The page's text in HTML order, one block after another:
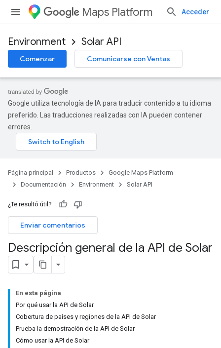
Maps Platform Acceder
Environment Solar API
Comenzar Comunicarse con Ventas
Google utiliza tecnología de IA para traducir contenido a tu idioma
preferido. Las traducciones realizadas con IA pueden contener
errores.
Página principal Productos
Google Maps Platform
Documentación
Environment Solar API
¿Te resultó útil?
Enviar comentarios
Descripción general de la API de Solar
En esta página
Por qué usar la API de Solar
Cobertura de países y regiones de la API de Solar
Prueba la demostración de la API de Solar
Cómo usar la API de Solar